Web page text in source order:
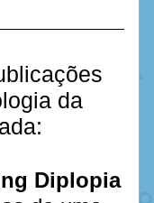
da
Diplopia